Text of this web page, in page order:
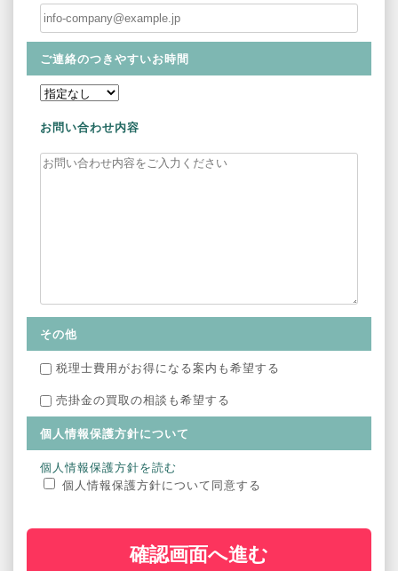
ご連絡のつきやすいお時間
お問い合わせ内容
その他
税理士費用がお得になる案内も希望する
売掛金の買取の相談も希望する
個人情報保護方針について
個人情報保護方針を読む
個人情報保護方針について同意する